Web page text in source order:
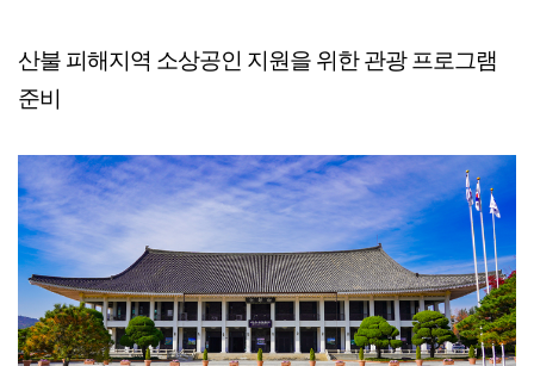
산불 피해지역 소상공인 지원을 위한 관광 프로그램
준비